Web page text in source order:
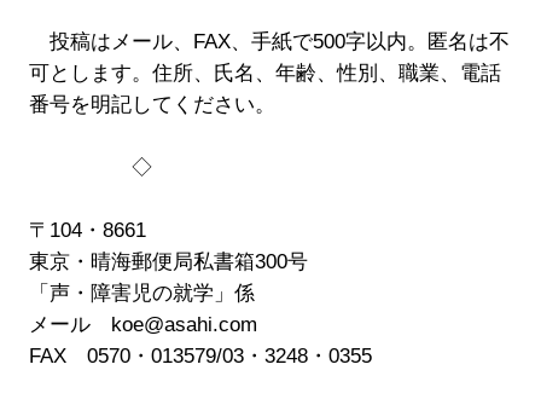
投稿はメール、FAX、手紙で500字以内。匿名は不
可とします。住所、氏名、年齢、性別、職業、電話
番号を明記してください。
◇
〒104・8661
東京・晴海郵便局私書箱300号
「声・障害児の就学」係
メール koe@asahi.com
FAX 0570・013579/03・3248・0355